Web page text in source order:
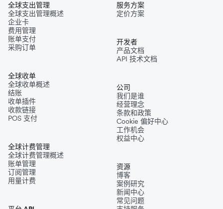
全球支出管理
全球支出管理概述
企业卡
费用管理
账单支付
采购订单
全球收单
全球收单概述
结账
收单插件
收款链接
POS 支付
全球计费管理
全球计费管理概述
账单管理
订阅管理
用量计费
服务方案
定价方案
开发者
产品文档
API 技术文档
公司
我们是谁
经营理念
条款和政策
Cookie 偏好中心
工作机会
权益中心
资源
博客
案例研究
新闻中心
常见问题